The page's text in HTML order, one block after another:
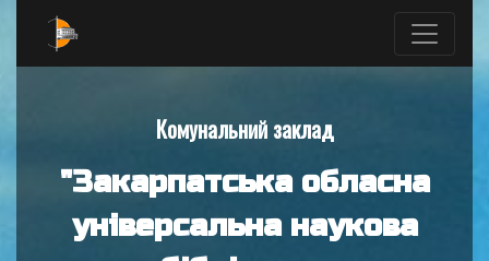
Комунальний заклад
"Закарпатська обласна
універсальна наукова